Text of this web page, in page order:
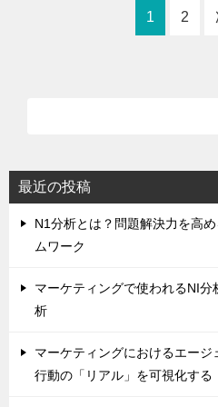
1 2
最近の投稿
N1分析とは？問題解決力を高
ムワーク
マーケティングで使われるNI
析
マーケティングにおけるエー
行動の「リアル」を可視化する